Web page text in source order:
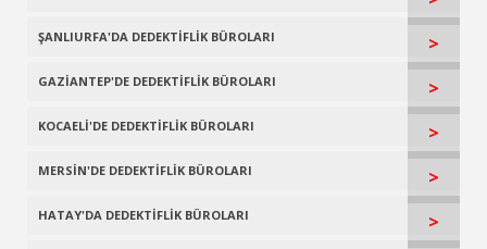
ŞANLIURFA'DA DEDEKTİFLİK BÜROLARI >
GAZİANTEP'DE DEDEKTİFLİK BÜROLARI >
KOCAELİ'DE DEDEKTİFLİK BÜROLARI >
MERSİN'DE DEDEKTİFLİK BÜROLARI >
HATAY'DA DEDEKTİFLİK BÜROLARI >